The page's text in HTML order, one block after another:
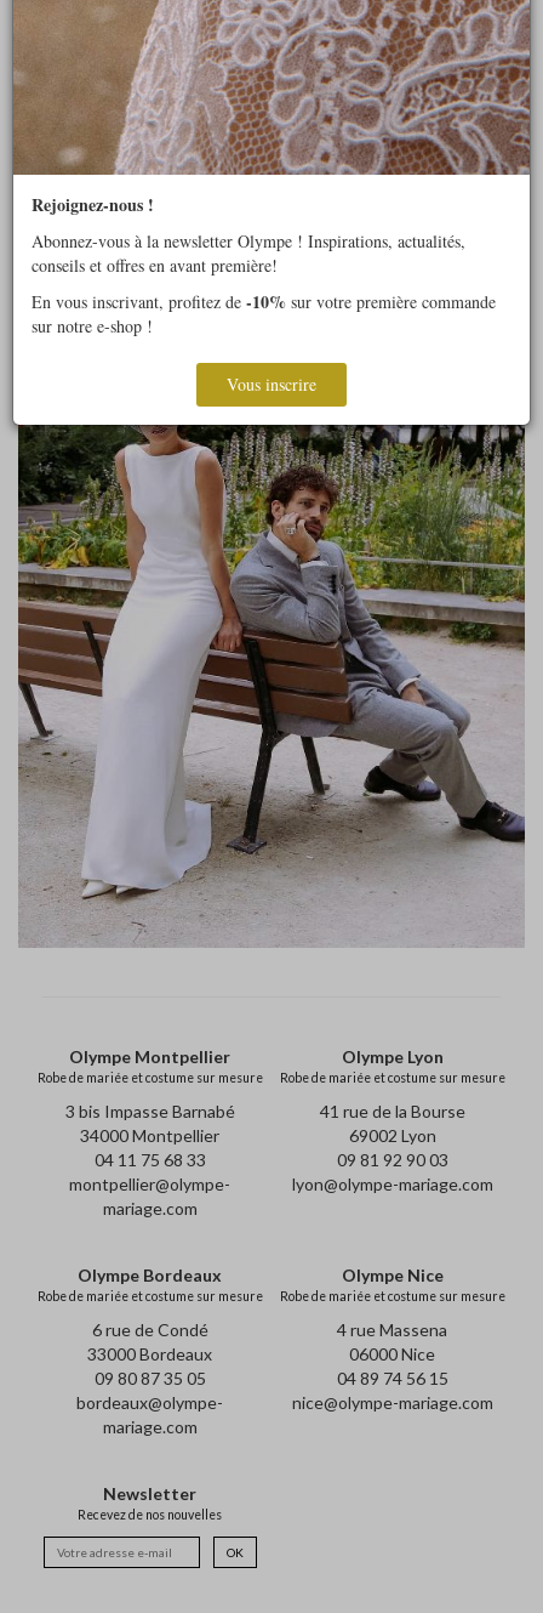
Rejoignez-nous !
Abonnez-vous à la newsletter Olympe ! Inspirations, actualités,
conseils et offres en avant première!
En vous inscrivant, profitez de -10% sur votre première commande
sur notre e-shop !
Vous inscrire
Olympe Montpellier
Robe de mariée et costume sur mesure
3 bis Impasse Barnabé
34000 Montpellier
04 11 75 68 33
montpellier@olympe-
mariage.com
Olympe Lyon
Robe de mariée et costume sur mesure
41 rue de la Bourse
69002 Lyon
09 81 92 90 03
lyon@olympe-mariage.com
Olympe Bordeaux
Robe de mariée et costume sur mesure
6 rue de Condé
33000 Bordeaux
09 80 87 35 05
bordeaux@olympe-
mariage.com
Olympe Nice
Robe de mariée et costume sur mesure
4 rue Massena
06000 Nice
04 89 74 56 15
nice@olympe-mariage.com
Newsletter
Recevez de nos nouvelles
OK